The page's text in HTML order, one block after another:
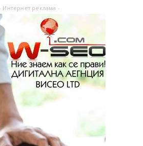
Интернет реклама -